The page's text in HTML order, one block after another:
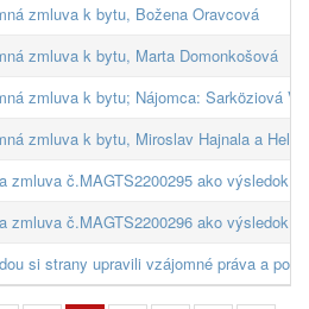
zmluva k bytu, Božena Oravcová
zmluva k bytu, Marta Domonkošová
zmluva k bytu; Nájomca: Sarköziová
zmluva k bytu, Miroslav Hajnala a
zmluva č.MAGTS2200295 ako výsledok
zmluva č.MAGTS2200296 ako výsledok
si strany upravili vzájomné práva a